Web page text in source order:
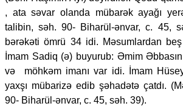
, ata səvar olanda mübarək ayağı yerə
talibin, səh. 90- Biharül-ənvar, c. 45,
bərəkəti ömrü 34 idi. Məsumlardan
İmam Sadiq (ə) buyurub: Əmim
və möhkəm imanı var idi. İmam
yaxşı mübarizə edib şəhadətə çatdı.
90- Biharül-ənvar, c. 45, səh. 39).